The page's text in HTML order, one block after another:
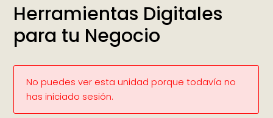
Herramientas Digitales
para tu Negocio
No puedes ver esta unidad porque todavía no
has iniciado sesión.